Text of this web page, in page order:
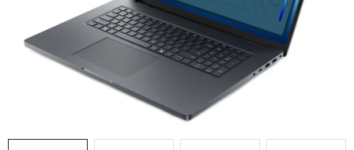
PRO KUTILY
FIRMY, ŠKOLY, PARTNEŘI